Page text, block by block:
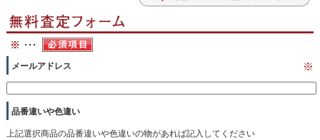
メールアドレス ※
品番違いや色違い
上記選択商品の品番違いや色違いの物があれば記入してください